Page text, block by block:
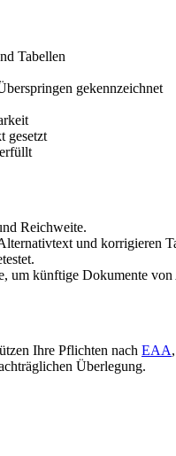
Tabellen
gekennzeichnet
gesetzt
Reichweite.
und korrigieren
künftige Dokumente von
Ihre Pflichten nach EAA,
Überlegung.